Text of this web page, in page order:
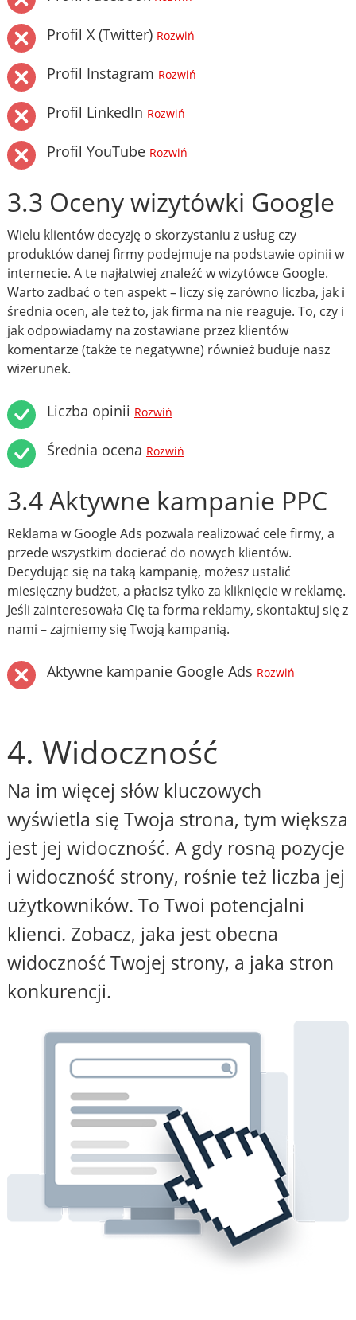
Profil X (Twitter) Rozwiń
Profil Instagram Rozwiń
Profil LinkedIn Rozwiń
Profil YouTube Rozwiń
3.3 Oceny wizytówki Google
Wielu klientów decyzję o skorzystaniu z usług czy
produktów danej firmy podejmuje na podstawie opinii w
internecie. A te najłatwiej znaleźć w wizytówce Google.
Warto zadbać o ten aspekt – liczy się zarówno liczba, jak i
średnia ocen, ale też to, jak firma na nie reaguje. To, czy i
jak odpowiadamy na zostawiane przez klientów
komentarze (także te negatywne) również buduje nasz
wizerunek.
Liczba opinii Rozwiń
Średnia ocena Rozwiń
3.4 Aktywne kampanie PPC
Reklama w Google Ads pozwala realizować cele firmy, a
przede wszystkim docierać do nowych klientów.
Decydując się na taką kampanię, możesz ustalić
miesięczny budżet, a płacisz tylko za kliknięcie w reklamę.
Jeśli zainteresowała Cię ta forma reklamy, skontaktuj się z
nami – zajmiemy się Twoją kampanią.
Aktywne kampanie Google Ads Rozwiń
4. Widoczność
Na im więcej słów kluczowych
wyświetla się Twoja strona, tym większa
jest jej widoczność. A gdy rosną pozycje
i widoczność strony, rośnie też liczba jej
użytkowników. To Twoi potencjalni
klienci. Zobacz, jaka jest obecna
widoczność Twojej strony, a jaka stron
konkurencji.